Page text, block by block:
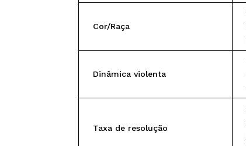
Cor/Raça
Dinâmica violenta
Taxa de resolução